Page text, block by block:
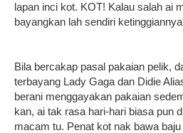
lapan inci kot. KOT! Kalau salah ai
bayangkan lah sendiri
Bila bercakap pasal pakaian pelik,
terbayang Lady Gaga dan Didie
berani menggayakan pakaian
kan, ai tak rasa hari-hari biasa pun
macam tu. Penat kot nak bawa